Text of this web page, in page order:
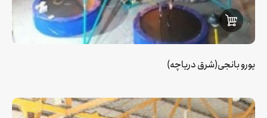
یورو بانجی(شرق دریاچه)